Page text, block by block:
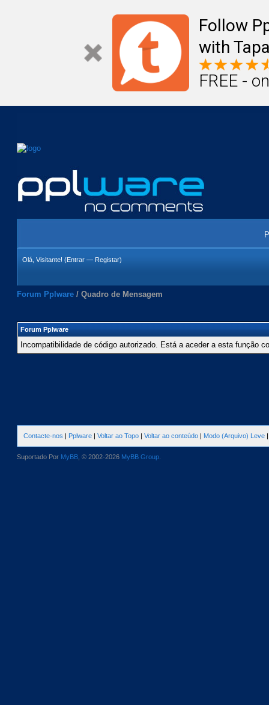
Follow
with
FREE -
Olá, Visitante! (Entrar — Registar)
Forum Pplware / Quadro de Mensagem
Forum Pplware
Incompatibilidade de código autorizado. Está a aceder a esta função
Contacte-nos | Pplware | Voltar ao Topo | Voltar ao conteúdo | Modo (Arquivo) Leve
Suportado Por MyBB , © 2002-2026 MyBB Group